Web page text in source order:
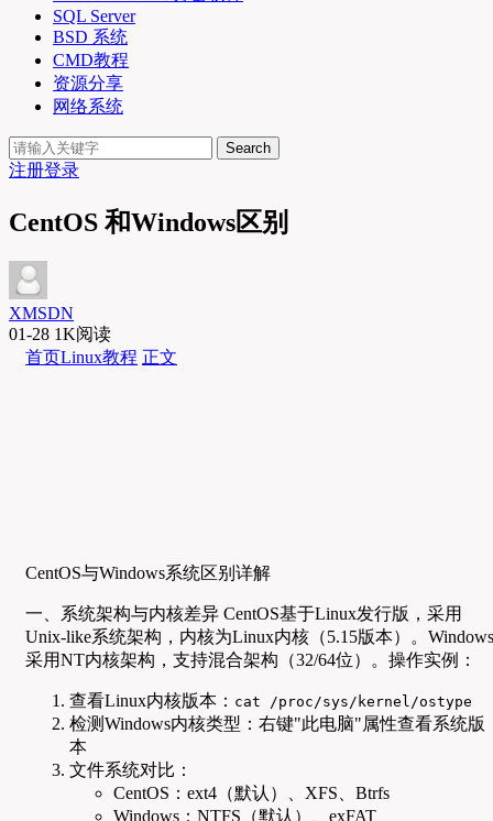
SQL Server
BSD 系统
CMD教程
资源分享
网络系统
Search
注册登录
CentOS 和Windows区别
XMSDN
01-28 1K阅读
首页Linux教程 正文
CentOS与Windows系统区别详解
一、系统架构与内核差异 CentOS基于Linux发行版，采用
Unix-like系统架构，内核为Linux内核（5.15版本）。Windows
采用NT内核架构，支持混合架构（32/64位）。操作实例：
查看Linux内核版本： cat /proc/sys/kernel/ostype
检测Windows内核类型：右键"此电脑"属性查看系统版
本
文件系统对比：
CentOS：ext4（默认）、XFS、Btrfs
Windows：NTFS（默认）、exFAT